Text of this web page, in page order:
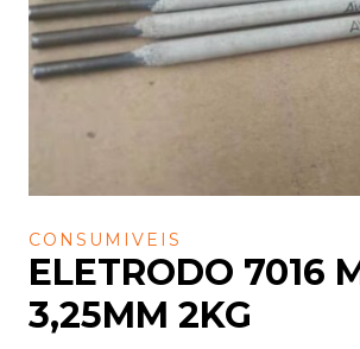
CONSUMIVEIS
ELETRODO 7016
3,25MM 2KG